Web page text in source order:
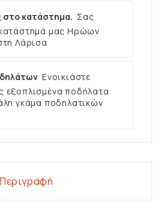
στο κατάστημα. Σας
μας Ηρώων
Λάρισα
Ενοικιάστε
εξοπλισμένα ποδήλατα
γκάμα ποδηλατικών
Περιγραφή